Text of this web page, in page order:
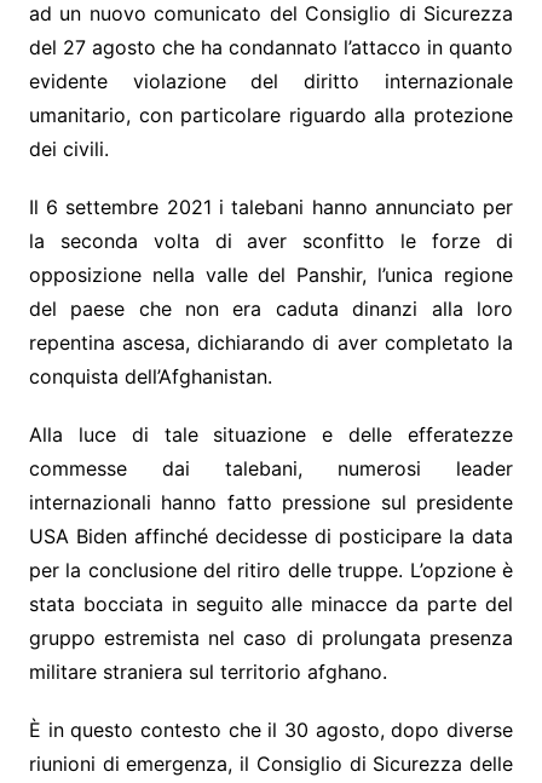
ad un nuovo comunicato del Consiglio di Sicurezza
del 27 agosto che ha condannato l’attacco in quanto
evidente violazione del diritto internazionale
umanitario, con particolare riguardo alla protezione
dei civili.
Il 6 settembre 2021 i talebani hanno annunciato per
la seconda volta di aver sconfitto le forze di
opposizione nella valle del Panshir, l’unica regione
del paese che non era caduta dinanzi alla loro
repentina ascesa, dichiarando di aver completato la
conquista dell’Afghanistan.
Alla luce di tale situazione e delle efferatezze
commesse dai talebani, numerosi leader
internazionali hanno fatto pressione sul presidente
USA Biden affinché decidesse di posticipare la data
per la conclusione del ritiro delle truppe. L’opzione è
stata bocciata in seguito alle minacce da parte del
gruppo estremista nel caso di prolungata presenza
militare straniera sul territorio afghano.
È in questo contesto che il 30 agosto, dopo diverse
riunioni di emergenza, il Consiglio di Sicurezza delle